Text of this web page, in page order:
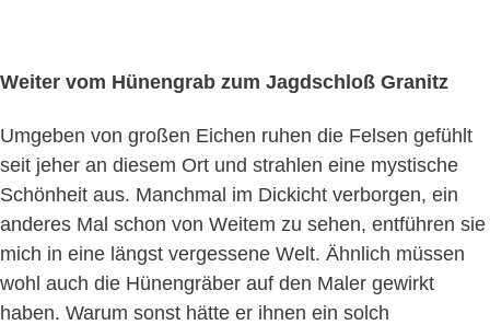
Weiter vom Hünengrab zum Jagdschloß Granitz
Umgeben von großen Eichen ruhen die Felsen gefühlt
seit jeher an diesem Ort und strahlen eine mystische
Schönheit aus. Manchmal im Dickicht verborgen, ein
anderes Mal schon von Weitem zu sehen, entführen sie
mich in eine längst vergessene Welt. Ähnlich müssen
wohl auch die Hünengräber auf den Maler gewirkt
haben. Warum sonst hätte er ihnen ein solch